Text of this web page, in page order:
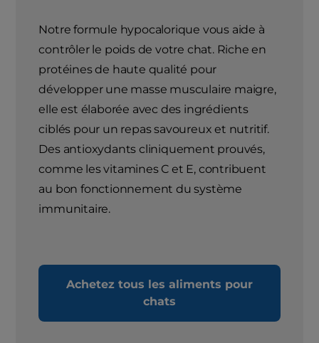
Notre formule hypocalorique vous aide à
contrôler le poids de votre chat. Riche en
protéines de haute qualité pour
développer une masse musculaire maigre,
elle est élaborée avec des ingrédients
ciblés pour un repas savoureux et nutritif.
Des antioxydants cliniquement prouvés,
comme les vitamines C et E, contribuent
au bon fonctionnement du système
immunitaire.
Achetez tous les aliments pour
chats